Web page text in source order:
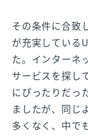
その条件に合致
が充実している
た。インターネ
サービスを探し
にぴったりだっ
ましたが、同じ
多くなく、中で